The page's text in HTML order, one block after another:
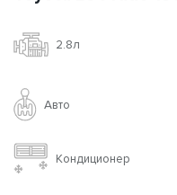
2.8л
Авто
Кондиционер